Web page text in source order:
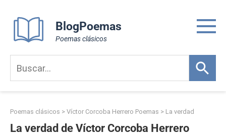
content
BlogPoemas
Poemas clásicos
Poemas clásicos > Víctor Corcoba Herrero Poemas > La verdad
La verdad de Víctor Corcoba Herrero